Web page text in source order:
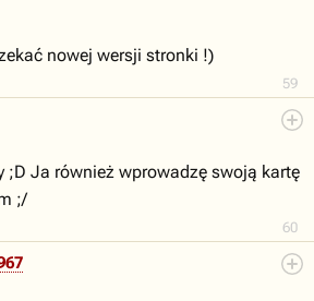
59
nowej wersji stronki !)
60
;D Ja również wprowadzę swoją kartę
;/